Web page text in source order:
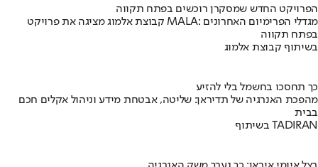
הפרויקט החדש שמסקרן רוכשים בפתח תקווה
קבוצת אלמוג מציגה את פרויקט MALA: מגדלי הפרימיום האחרונים
בפתח תקווה
בשיתוף קבוצת אלמוג
כך תחסכו בחשמל בלי להזיע
מהפכת האנרגיה של תדיראן: שליטה, אבטחת מידע וניהול אקלים חכם
בבית
בשיתוף TADIRAN